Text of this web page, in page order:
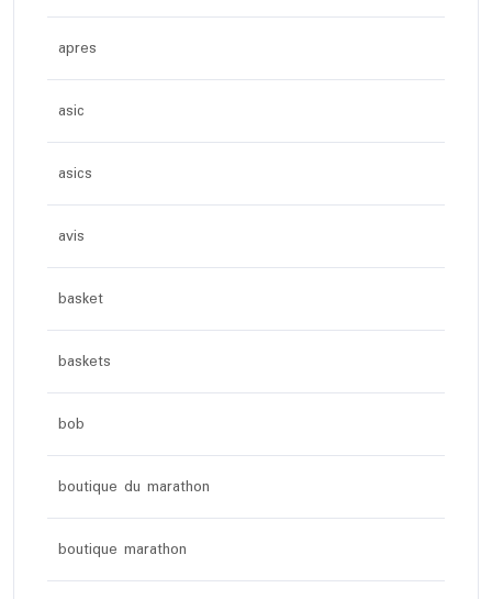
apres
asic
asics
avis
basket
baskets
bob
boutique du marathon
boutique marathon